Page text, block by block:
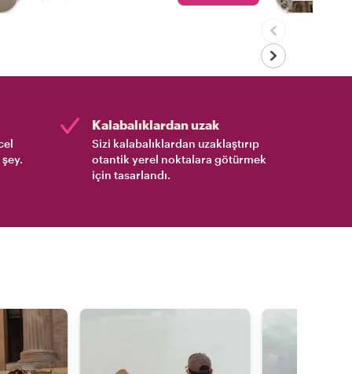
Kalabalıklardan uzak
Sizi kalabalıklardan uzaklaştırıp
otantik yerel noktalara götürmek
için tasarlandı.